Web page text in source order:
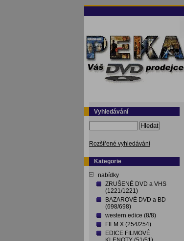
Vyhledávání
Hledat
Rozšířené vyhledávání
Kategorie
nabídky
ZRUŠENÉ DVD a VHS
(1221/1221)
BAZAROVÉ DVD a BD
(698/698)
western edice (8/8)
FILM X (254/254)
EDICE FILMOVÉ